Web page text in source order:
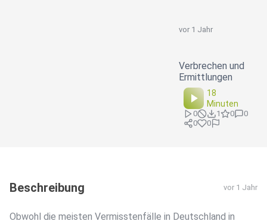
vor 1 Jahr
Verbrechen und
Ermittlungen
18
Minuten
0 1 0
0
0
0
Beschreibung vor 1 Jahr
Obwohl die meisten Vermisstenfälle in Deutschland in